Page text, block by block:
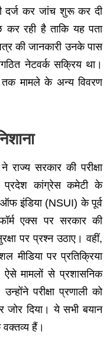
दर्ज कर जांच शुरू कर दी
रही है ताकि यह पता
की जानकारी उनके पास
नेटवर्क सक्रिय था।
तक मामले के अन्य विवरण
राज्य सरकार की परीक्षा
प्रदेश कांग्रेस कमेटी के
इंडिया (NSUI) के पूर्व
एक्स पर सरकार की
पर प्रश्न उठाए। वहीं,
मीडिया पर प्रतिक्रिया
मामलों से प्रशासनिक
परीक्षा प्रणाली को
जोर दिया। ये सभी बयान
हैं।